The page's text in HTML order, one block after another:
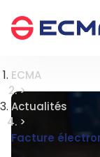
ECMA
>
Actualités
>
Facture